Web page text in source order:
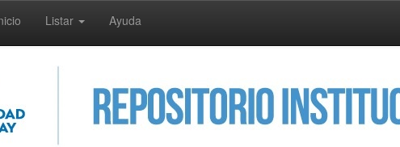
Listar Ayuda